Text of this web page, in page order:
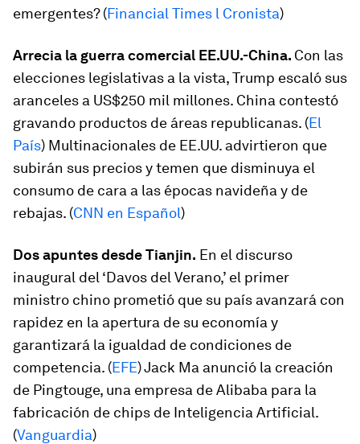
emergentes? (Financial Times l Cronista)
Arrecia la guerra comercial EE.UU.-China. Con las
elecciones legislativas a la vista, Trump escaló sus
aranceles a US$250 mil millones. China contestó
gravando productos de áreas republicanas. (El
País) Multinacionales de EE.UU. advirtieron que
subirán sus precios y temen que disminuya el
consumo de cara a las épocas navideña y de
rebajas. (CNN en Español)
Dos apuntes desde Tianjin. En el discurso
inaugural del ‘Davos del Verano,’ el primer
ministro chino prometió que su país avanzará con
rapidez en la apertura de su economía y
garantizará la igualdad de condiciones de
competencia. (EFE) Jack Ma anunció la creación
de Pingtouge, una empresa de Alibaba para la
fabricación de chips de Inteligencia Artificial.
(Vanguardia)